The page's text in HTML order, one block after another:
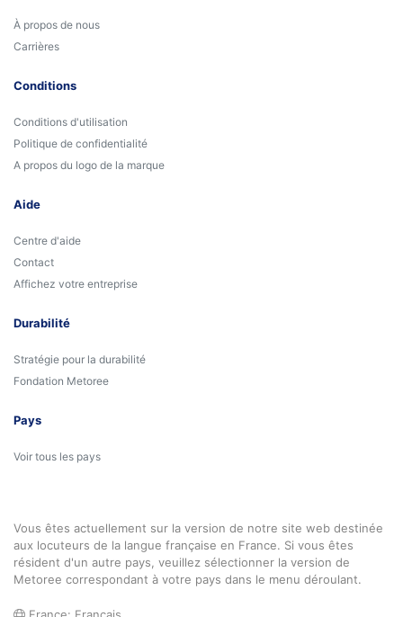
À propos de nous
Carrières
Conditions
Conditions d'utilisation
Politique de confidentialité
A propos du logo de la marque
Aide
Centre d'aide
Contact
Affichez votre entreprise
Durabilité
Stratégie pour la durabilité
Fondation Metoree
Pays
Voir tous les pays
Vous êtes actuellement sur la version de notre site web destinée
aux locuteurs de la langue française en France. Si vous êtes
résident d'un autre pays, veuillez sélectionner la version de
Metoree correspondant à votre pays dans le menu déroulant.